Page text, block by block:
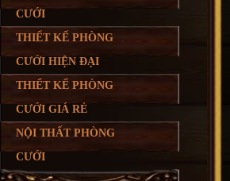
CƯỚI
THIẾT KẾ PHÒNG
CƯỚI HIỆN ĐẠI
THIẾT KẾ PHÒNG
CƯỚI GIÁ RẺ
NỘI THẤT PHÒNG
CƯỚI